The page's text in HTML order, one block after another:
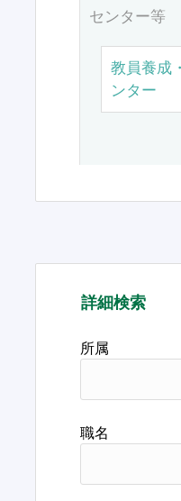
センター等
教員養成
ンター
詳細検索
所属
職名